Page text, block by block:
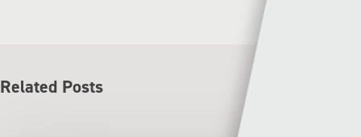
Related Posts